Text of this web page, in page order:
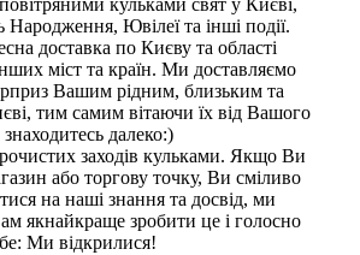
кульками свят у Києві,
Ювілеї та інші події.
доставка по Києву та області
міст та країн. Ми доставляємо
Вашим рідним, близьким та
тим самим вітаючи їх від Вашого
далеко:)
заходів кульками. Якщо Ви
або торгову точку, Ви сміливо
на наші знання та досвід, ми
якнайкраще зробити це і голосно
Ми відкрилися!